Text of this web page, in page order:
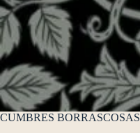
CUMBRES BORRASCOSAS